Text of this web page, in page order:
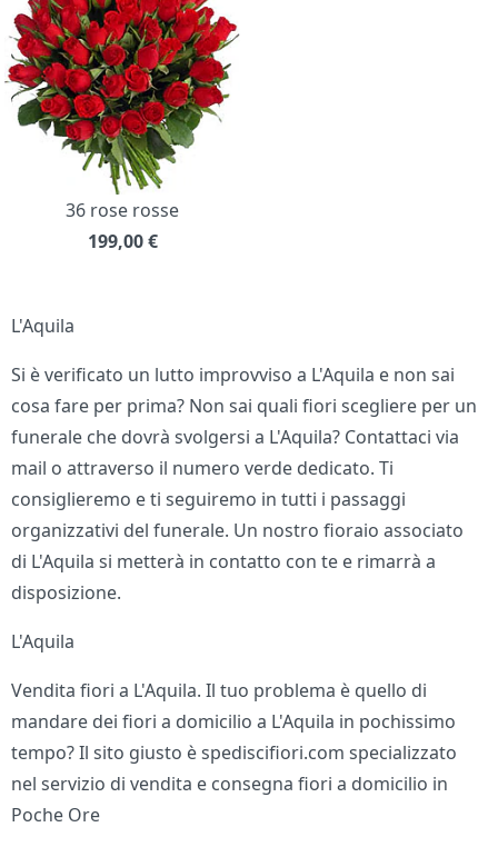
36 rose rosse
199,00 €
L'Aquila
Si è verificato un lutto improvviso a L'Aquila e non sai
cosa fare per prima? Non sai quali fiori scegliere per un
funerale che dovrà svolgersi a L'Aquila? Contattaci via
mail o attraverso il numero verde dedicato. Ti
consiglieremo e ti seguiremo in tutti i passaggi
organizzativi del funerale. Un nostro fioraio associato
di L'Aquila si metterà in contatto con te e rimarrà a
disposizione.
L'Aquila
Vendita fiori a L'Aquila. Il tuo problema è quello di
mandare dei fiori a domicilio a L'Aquila in pochissimo
tempo? Il sito giusto è spediscifiori.com specializzato
nel servizio di vendita e consegna fiori a domicilio in
Poche Ore